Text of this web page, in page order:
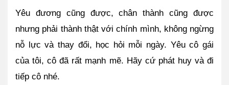
Yêu đương cũng được, chân thành cũng được
nhưng phải thành thật với chính mình, không ngừng
nỗ lực và thay đổi, học hỏi mỗi ngày. Yêu cô gái
của tôi, cô đã rất mạnh mẽ. Hãy cứ phát huy và đi
tiếp cô nhé.